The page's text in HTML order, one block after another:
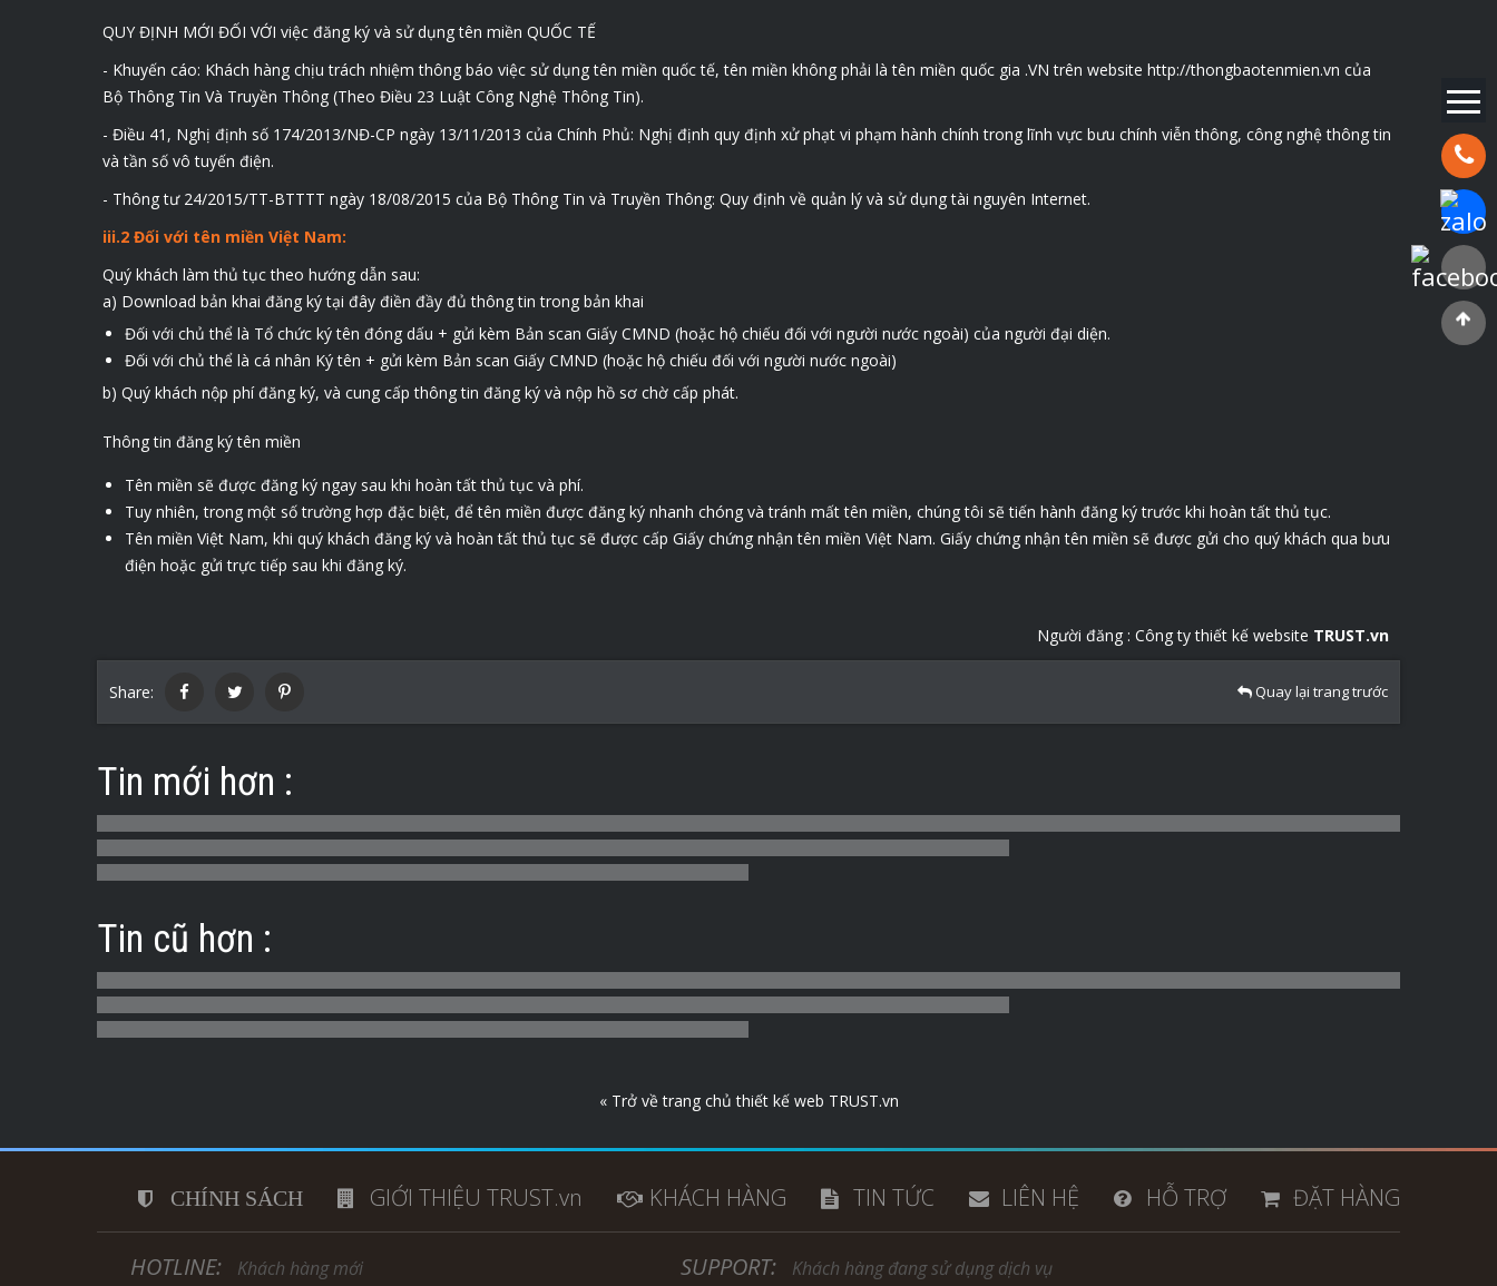
Hotline:
Chat
QUY ĐỊNH MỚI ĐỐI VỚI việc đăng ký và sử dụng tên miền QUỐC TẾ
- Khuyến cáo: Khách hàng chịu trách nhiệm thông báo việc sử dụng tên miền quốc tế, tên miền không phải là tên miền quốc gia .VN trên website http://thongbaotenmien.vn của
Bộ Thông Tin Và Truyền Thông (Theo Điều 23 Luật Công Nghệ Thông Tin).
- Điều 41, Nghị định số 174/2013/NĐ-CP ngày 13/11/2013 của Chính Phủ: Nghị định quy định xử phạt vi phạm hành chính trong lĩnh vực bưu chính viễn thông, công nghệ thông tin
và tần số vô tuyến điện.
- Thông tư 24/2015/TT-BTTTT ngày 18/08/2015 của Bộ Thông Tin và Truyền Thông: Quy định về quản lý và sử dụng tài nguyên Internet.
iii.2 Đối với tên miền Việt Nam:
Quý khách làm thủ tục theo hướng dẫn sau:
a) Download bản khai đăng kýtại đây điền đầy đủ thông tin trong bản khai
Đối với chủ thể là Tổ chức ký tên đóng dấu + gửi kèm Bản scan Giấy CMND (hoặc hộ chiếu đối với người nước ngoài) của người đại diện.
Đối với chủ thể là cá nhân Ký tên + gửi kèm Bản scan Giấy CMND (hoặc hộ chiếu đối với người nước ngoài)
b) Quý khách nộp phí đăng ký, và cung cấp thông tin đăng ký và nộp hồ sơ chờ cấp phát.
Thông tin đăng ký tên miền
Tên miền sẽ được đăng ký ngay sau khi hoàn tất thủ tục và phí.
Tuy nhiên, trong một số trường hợp đặc biệt, để tên miền được đăng ký nhanh chóng và tránh mất tên miền, chúng tôi sẽ tiến hành đăng ký trước khi hoàn tất thủ tục.
Tên miền Việt Nam, khi quý khách đăng ký và hoàn tất thủ tục sẽ được cấp Giấy chứng nhận tên miền Việt Nam. Giấy chứng nhận tên miền sẽ được gửi cho quý khách qua bưu
điện hoặc gửi trực tiếp sau khi đăng ký.
Người đăng : Công ty thiết kế website TRUST.vn
Share: Quay lại trang trước
Tin mới hơn :
Tin cũ hơn :
« Trở về trang chủ thiết kế web TRUST.vn
CHÍNH SÁCH GIỚI THIỆU TRUST.vn KHÁCH HÀNG TIN TỨC LIÊN HỆ HỖ TRỢ ĐẶT HÀNG
HOTLINE: Khách hàng mới SUPPORT: Khách hàng đang sử dụng dịch vụ